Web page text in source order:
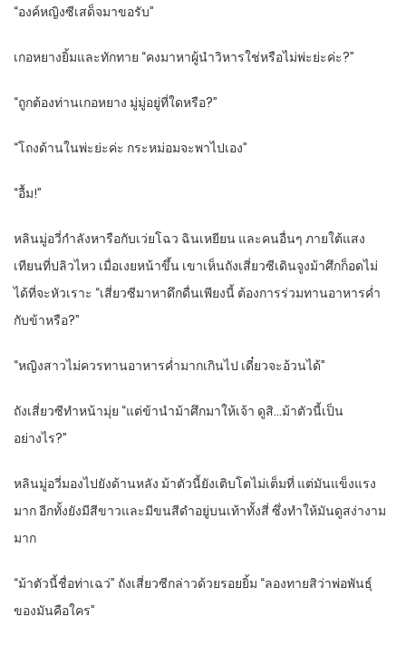
“องค์หญิงซีเสด็จมาขอรับ”
เกอหยางยิ้มและทักทาย “คงมาหาผู้นำวิหารใช่หรือไม่พ่ะย่ะค่ะ?”
“ถูกต้องท่านเกอหยาง มู่มู่อยู่ที่ใดหรือ?”
“โถงด้านในพ่ะย่ะค่ะ กระหม่อมจะพาไปเอง”
“อื้ม!”
หลินมู่อวี่กำลังหารือกับเว่ยโฉว ฉินเหยียน และคนอื่นๆ ภายใต้แสง
เทียนที่ปลิวไหว เมื่อเงยหน้าขึ้น เขาเห็นถังเสี่ยวซีเดินจูงม้าศึกก็อดไม่
ได้ที่จะหัวเราะ “เสี่ยวซีมาหาดึกดื่นเพียงนี้ ต้องการร่วมทานอาหารค่ำ
กับข้าหรือ?”
“หญิงสาวไม่ควรทานอาหารค่ำมากเกินไป เดี๋ยวจะอ้วนได้”
ถังเสี่ยวซีทำหน้ามุ่ย “แต่ข้านำม้าศึกมาให้เจ้า ดูสิ…ม้าตัวนี้เป็น
อย่างไร?”
หลินมู่อวี่มองไปยังด้านหลัง ม้าตัวนี้ยังเติบโตไม่เต็มที่ แต่มันแข็งแรง
มาก อีกทั้งยังมีสีขาวและมีขนสีดำอยู่บนเท้าทั้งสี่ ซึ่งทำให้มันดูสง่างาม
มาก
“ม้าตัวนี้ชื่อท่าเฉว่” ถังเสี่ยวซีกล่าวด้วยรอยยิ้ม “ลองทายสิว่าพ่อพันธุ์
ของมันคือใคร”